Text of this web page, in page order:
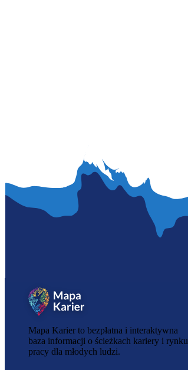
Mapa Karier to bezpłatna i interaktywna
baza informacji o ścieżkach kariery i rynku
pracy dla młodych ludzi.